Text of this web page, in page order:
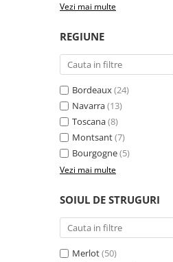
Vezi mai multe
REGIUNE
Bordeaux(24)
Navarra(13)
Toscana(8)
Montsant(7)
Bourgogne(5)
Vezi mai multe
SOIUL DE STRUGURI
Merlot(50)